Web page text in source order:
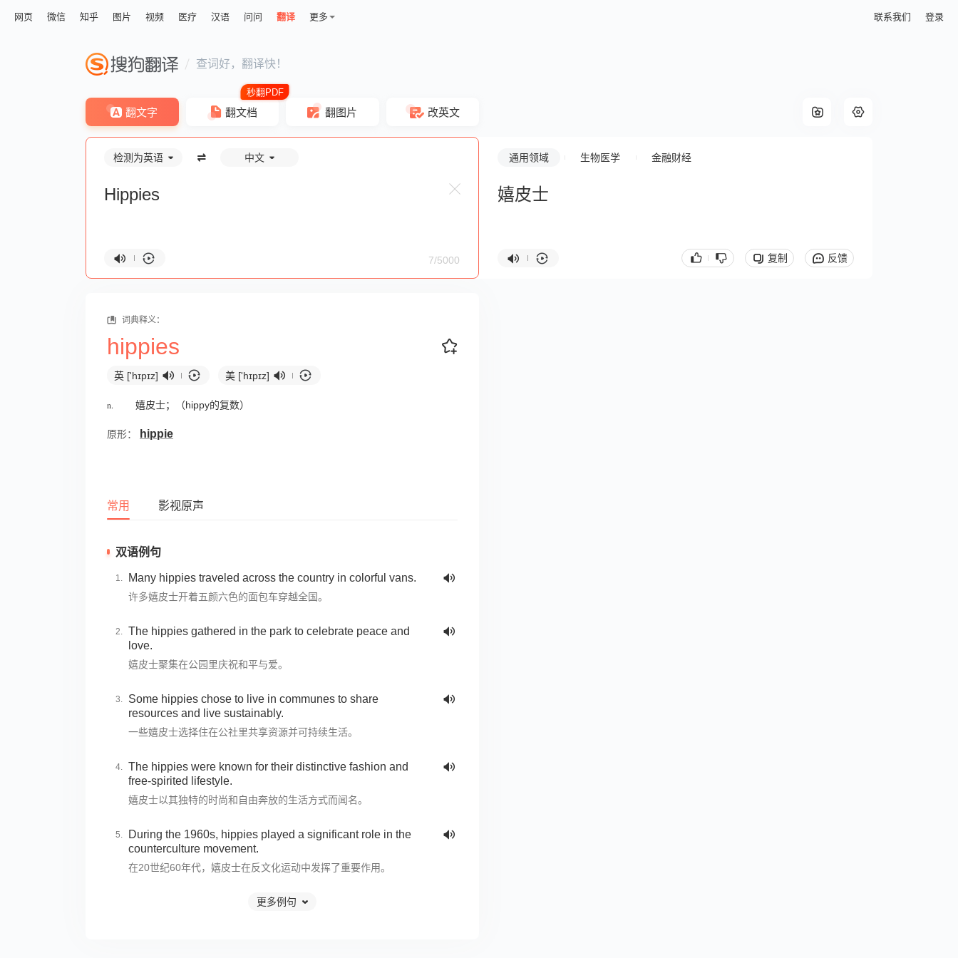
网页 微信 知乎 图片 视频 医疗 汉语 问问 翻译 更多 联系我们 登录
查词好，翻译快！
翻文字 翻文档 翻图片 改英文
检测为英语 中文
7/5000
通用领域 生物医学 金融财经
嬉皮士
复制 反馈
词典释义：
hippies
英 ['hɪpɪz] 美 ['hɪpɪz]
n. 嬉皮士；（hippy的复数）
原形： hippie
常用 影视原声
双语例句
Many hippies traveled across the country in colorful vans.
许多嬉皮士开着五颜六色的面包车穿越全国。
The hippies gathered in the park to celebrate peace and
love.
嬉皮士聚集在公园里庆祝和平与爱。
Some hippies chose to live in communes to share
resources and live sustainably.
一些嬉皮士选择住在公社里共享资源并可持续生活。
The hippies were known for their distinctive fashion and
free-spirited lifestyle.
嬉皮士以其独特的时尚和自由奔放的生活方式而闻名。
During the 1960s, hippies played a significant role in the
counterculture movement.
在20世纪60年代，嬉皮士在反文化运动中发挥了重要作用。
更多例句